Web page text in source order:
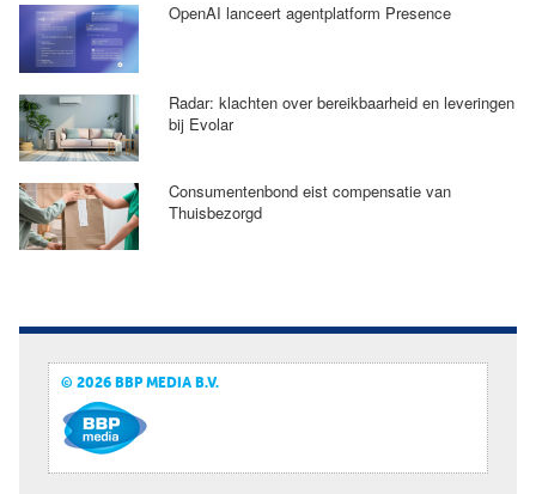
OpenAI lanceert agentplatform Presence
Radar: klachten over bereikbaarheid en leveringen
bij Evolar
Consumentenbond eist compensatie van
Thuisbezorgd
© 2026 BBP MEDIA B.V.